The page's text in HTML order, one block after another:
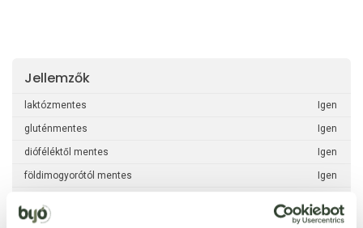
Jellemzők
laktózmentes Igen
gluténmentes Igen
dióféléktől mentes Igen
földimogyorótól mentes Igen
mustártól mentes Igen